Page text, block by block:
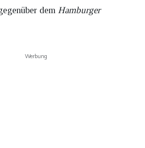
dem Hamburger
Werbung